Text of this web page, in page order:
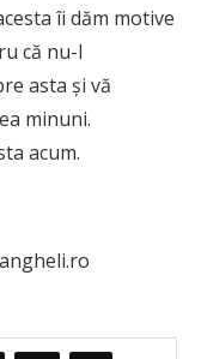
îi dăm motive
că nu-l
asta şi vă
minuni.
acum.